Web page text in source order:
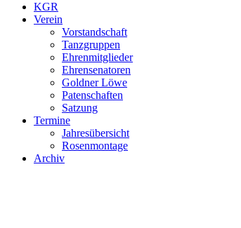
KGR
Verein
Vorstandschaft
Tanzgruppen
Ehrenmitglieder
Ehrensenatoren
Goldner Löwe
Patenschaften
Satzung
Termine
Jahresübersicht
Rosenmontage
Archiv